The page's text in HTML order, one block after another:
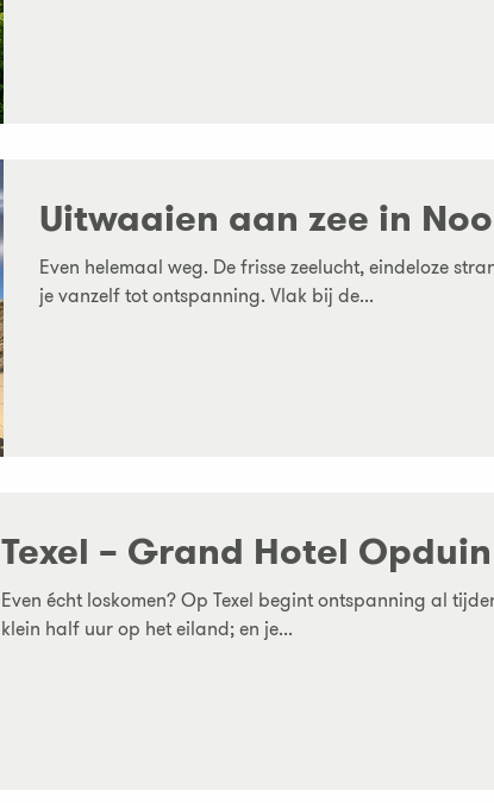
Uitwaaien aan zee in
Even helemaal weg. De frisse zeelucht, eindeloze
je vanzelf tot ontspanning. Vlak bij de...
Texel – Grand Hotel Opduin
Even écht loskomen? Op Texel begint ontspanning al
klein half uur op het eiland; en je...